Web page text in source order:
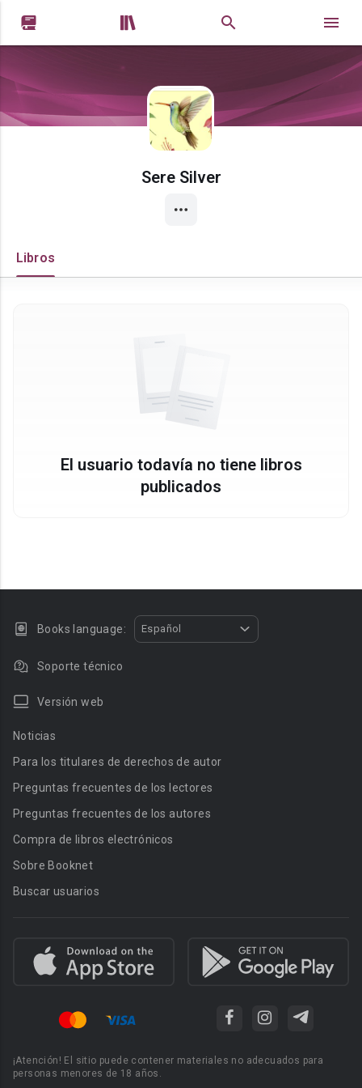
 
Sere Silver
Libros
El usuario todavía no tiene libros
publicados
Books language: Español
Soporte técnico
Versión web
Noticias
Para los titulares de derechos de autor
Preguntas frecuentes de los lectores
Preguntas frecuentes de los autores
Compra de libros electrónicos
Sobre Booknet
Buscar usuarios
¡Atención! El sitio puede contener materiales no adecuados para
personas menores de 18 años.